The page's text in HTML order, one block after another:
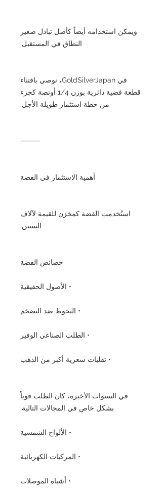
ويمكن استخدامه أيضاً كأصل تبادل صغير
النطاق في المستقبل.
في GoldSilverJapan، نوصي باقتناء
قطعة فضية دائرية بوزن 1/4 أونصة كجزء
من خطة استثمار طويلة الأجل.
⸻
أهمية الاستثمار في الفضة
استُخدمت الفضة كمخزن للقيمة لآلاف
السنين.
خصائص الفضة
• الأصول الحقيقية
• التحوط ضد التضخم
• الطلب الصناعي الوفير
• تقلبات سعرية أكبر من الذهب
في السنوات الأخيرة، كان الطلب قوياً
بشكل خاص في المجالات التالية:
• الألواح الشمسية
• المركبات الكهربائية
• أشباه الموصلات